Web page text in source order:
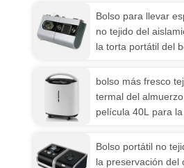
Bolso para llevar
no tejido del
la torta portátil del
de aluminio
bolso más fresco
termal del
película 40L para la
preservación del
Bolso portátil no
la preservación del